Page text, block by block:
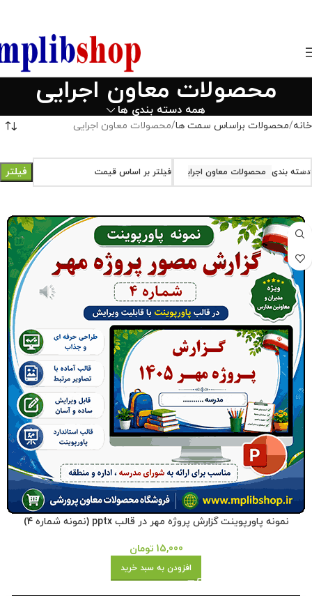
محصولات معاون اجرایی
همه دسته بندی ها
خانه محصولات براساس سمت ها محصولات معاون اجرایی
دسته بندی محصولات معاون اجرایی فیلتر بر اساس قیمت فیلتر
نمونه پاورپوینت گزارش پروژه مهر در قالب pptx (نمونه شماره 4)
15,000 تومان
افزودن به سبد خرید